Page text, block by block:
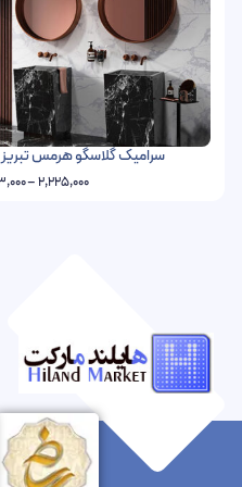
سرامیک گلاسگو هرمس تبریز 80 در 160 پرسلان فول پولیش
2,225,000
–